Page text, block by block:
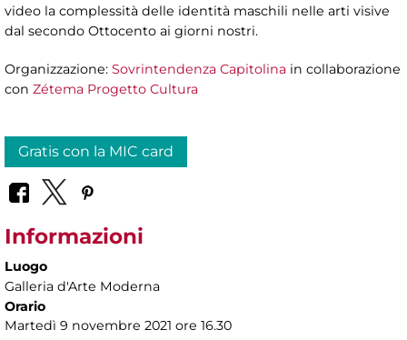
video la complessità delle identità maschili nelle arti visive
dal secondo Ottocento ai giorni nostri.
Organizzazione: Sovrintendenza Capitolina in collaborazione
con Zétema Progetto Cultura
Gratis con la MIC card
Informazioni
Luogo
Galleria d'Arte Moderna
Orario
Martedì 9 novembre 2021 ore 16.30